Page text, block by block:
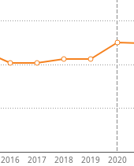
2016 2017 2018 2019 2020